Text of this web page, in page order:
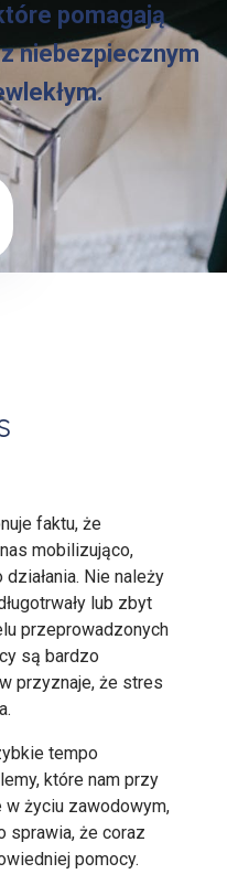
pomagają
niebezpiecznym
faktu, że
mobilizująco,
Nie należy
lub zbyt
przeprowadzonych
są bardzo
przyznaje, że stres
tempo
które nam przy
życiu zawodowym,
sprawia, że coraz
pomocy.